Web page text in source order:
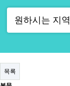
목록